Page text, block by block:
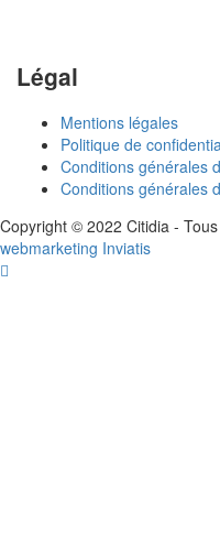
Légal
Mentions légales
Politique de
Conditions générales
Conditions générales
Copyright © 2022 Citidia -
webmarketing Inviatis